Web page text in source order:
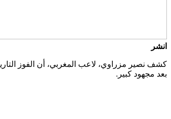
انشر
بعد مجهود كبير.